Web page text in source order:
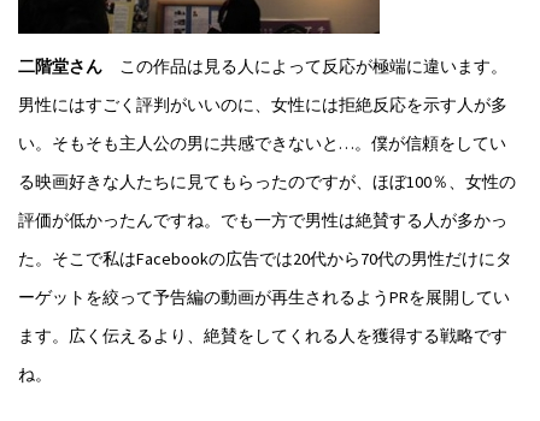
二階堂さん この作品は見る人によって反応が極端に違います。
男性にはすごく評判がいいのに、女性には拒絶反応を示す人が多
い。そもそも主人公の男に共感できないと…。僕が信頼をしてい
る映画好きな人たちに見てもらったのですが、ほぼ100％、女性の
評価が低かったんですね。でも一方で男性は絶賛する人が多かっ
た。そこで私はFacebookの広告では20代から70代の男性だけにタ
ーゲットを絞って予告編の動画が再生されるようPRを展開してい
ます。広く伝えるより、絶賛をしてくれる人を獲得する戦略です
ね。